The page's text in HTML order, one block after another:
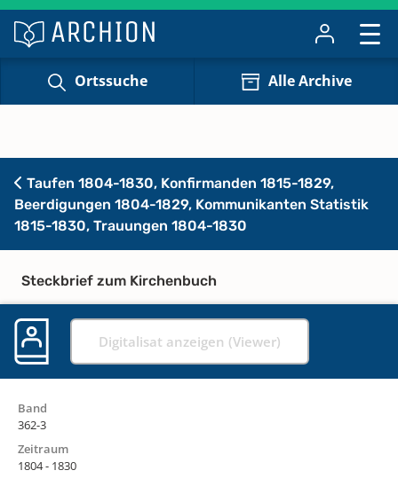
Ortssuche Alle Archive
Taufen 1804-1830, Konfirmanden 1815-1829,
Beerdigungen 1804-1829, Kommunikanten Statistik
1815-1830, Trauungen 1804-1830
Steckbrief zum Kirchenbuch
Digitalisat anzeigen (Viewer)
Band
362-3
Zeitraum
1804 - 1830